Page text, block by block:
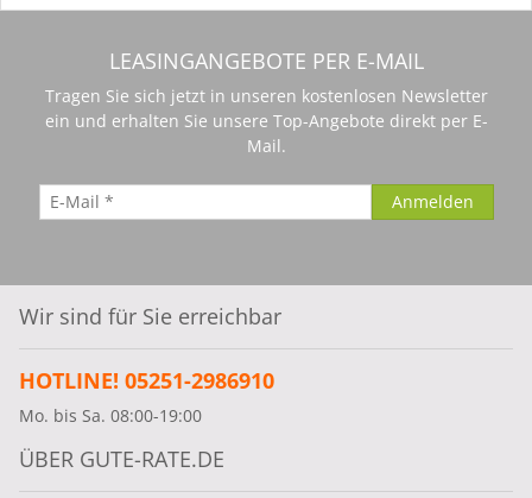
LEASINGANGEBOTE PER E-MAIL
Tragen Sie sich jetzt in unseren kostenlosen Newsletter
ein und erhalten Sie unsere Top-Angebote direkt per E-
Mail.
Wir sind für Sie erreichbar
HOTLINE! 05251-2986910
Mo. bis Sa. 08:00-19:00
ÜBER GUTE-RATE.DE